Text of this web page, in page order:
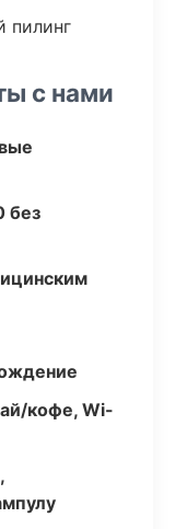
пилинг
с нами
без
кофе, Wi-